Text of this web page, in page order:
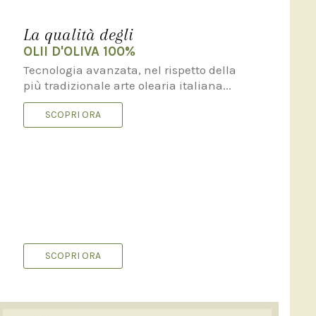
OLII D'OLIVA 100%
La qualità degli
Tecnologia avanzata, nel rispetto della
più tradizionale arte olearia italiana...
SCOPRI ORA
SCOPRI ORA